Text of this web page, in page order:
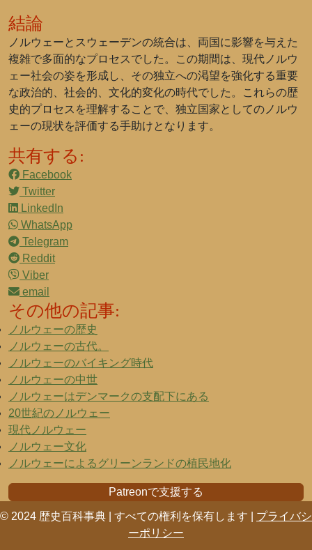
結論
ノルウェーとスウェーデンの統合は、両国に影響を与えた
複雑で多面的なプロセスでした。この期間は、現代ノルウ
ェー社会の姿を形成し、その独立への渇望を強化する重要
な政治的、社会的、文化的変化の時代でした。これらの歴
史的プロセスを理解することで、独立国家としてのノルウ
ェーの現状を評価する手助けとなります。
共有する:
Facebook
Twitter
LinkedIn
WhatsApp
Telegram
Reddit
Viber
email
その他の記事:
ノルウェーの歴史
ノルウェーの古代。
ノルウェーのバイキング時代
ノルウェーの中世
ノルウェーはデンマークの支配下にある
20世紀のノルウェー
現代ノルウェー
ノルウェー文化
ノルウェーによるグリーンランドの植民地化
Patreonで支援する
© 2024 歴史百科事典 | すべての権利を保有します | プライバシ
ーポリシー